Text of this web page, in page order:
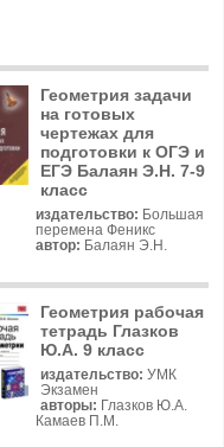
Геометрия задачи
на готовых
чертежах для
подготовки к ОГЭ и
ЕГЭ Балаян Э.Н. 7-9
класс
издательство: Большая
перемена Феникс
автор: Балаян Э.Н.
Геометрия рабочая
тетрадь Глазков
Ю.А. 9 класс
издательство: УМК
Экзамен
авторы: Глазков Ю.А.
Камаев П.М.